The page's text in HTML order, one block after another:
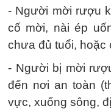
- Người mời rượu
cố mời, nài ép
chưa đủ tuổi, hoặc
- Người bị mời
đến nơi an toàn
vực, xuống sông,